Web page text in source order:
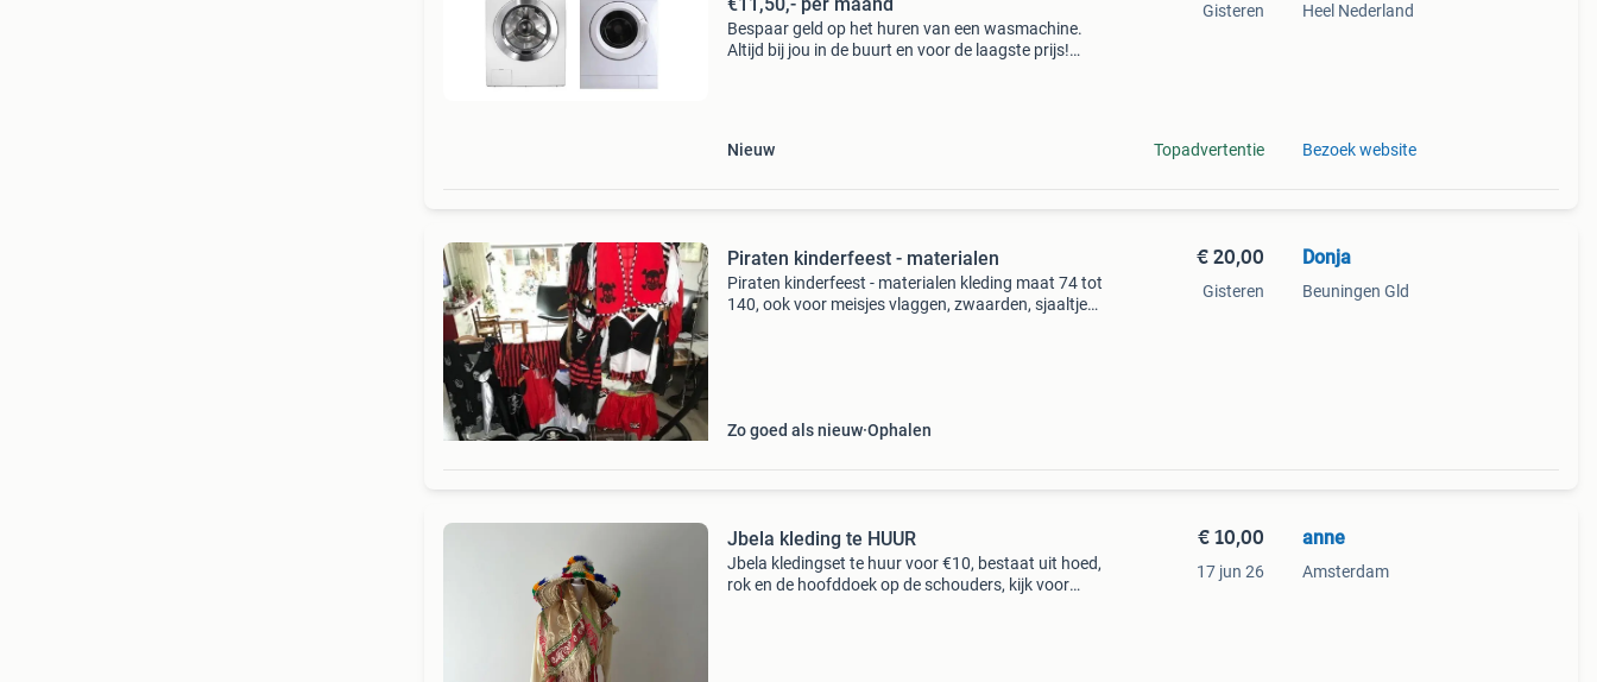
Bespaar geld op het huren van een wasmachine.
Altijd bij jou in de buurt en voor de laagste prijs!
Nieuw
Gisteren
Topadvertentie
Heel Nederland
Bezoek website
Piraten kinderfeest - materialen
Piraten kinderfeest - materialen kleding maat 74 tot
140, ook voor meisjes vlaggen, zwaarden, sjaaltjes,
Zo goed als nieuw Ophalen
€ 20,00
Gisteren
Donja
Beuningen Gld
Jbela kleding te HUUR
Jbela kledingset te huur voor €10, bestaat uit hoed,
rok en de hoofddoek op de schouders, kijk voor
€ 10,00
17 jun 26
anne
Amsterdam